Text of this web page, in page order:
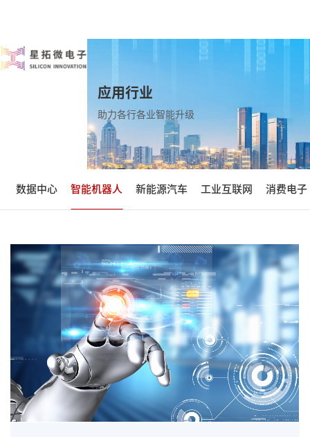
应用行业
助力各行各业智能升级
数据中心 智能机器人 新能源汽车 工业互联网 消费电子